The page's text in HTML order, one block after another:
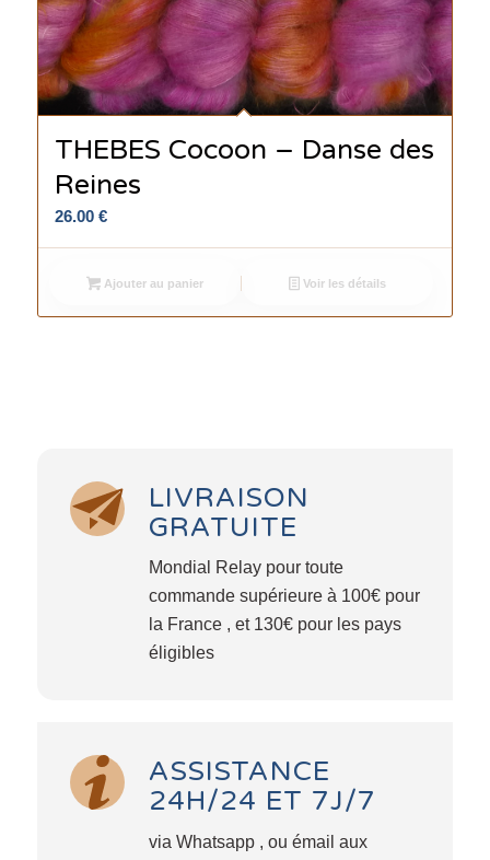
THEBES Cocoon – Danse des
Reines
26.00 €
Ajouter au panier Voir les détails
LIVRAISON
GRATUITE
Mondial Relay pour toute
commande supérieure à 100€ pour
la France , et 130€ pour les pays
éligibles
ASSISTANCE
24H/24 ET 7J/7
via Whatsapp , ou émail aux